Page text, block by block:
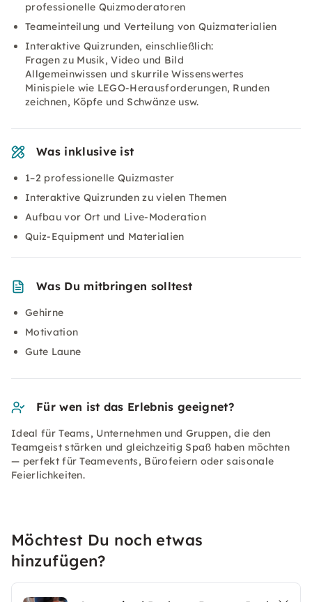
professionelle Quizmoderatoren
Teameinteilung und Verteilung von Quizmaterialien
Interaktive Quizrunden, einschließlich:
Fragen zu Musik, Video und Bild
Allgemeinwissen und skurrile Wissenswertes
Minispiele wie LEGO-Herausforderungen, Runden
zeichnen, Köpfe und Schwänze usw.
Was inklusive ist
1–2 professionelle Quizmaster
Interaktive Quizrunden zu vielen Themen
Aufbau vor Ort und Live-Moderation
Quiz-Equipment und Materialien
Was Du mitbringen solltest
Gehirne
Motivation
Gute Laune
Für wen ist das Erlebnis geeignet?
Ideal für Teams, Unternehmen und Gruppen, die den
Teamgeist stärken und gleichzeitig Spaß haben möchten
— perfekt für Teamevents, Bürofeiern oder saisonale
Feierlichkeiten.
Möchtest Du noch etwas
hinzufügen?